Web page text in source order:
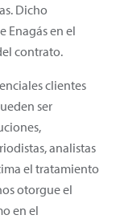
Dicho
Enagás en el
contrato.
clientes
ser
analistas
el tratamiento
otorgue el
en el